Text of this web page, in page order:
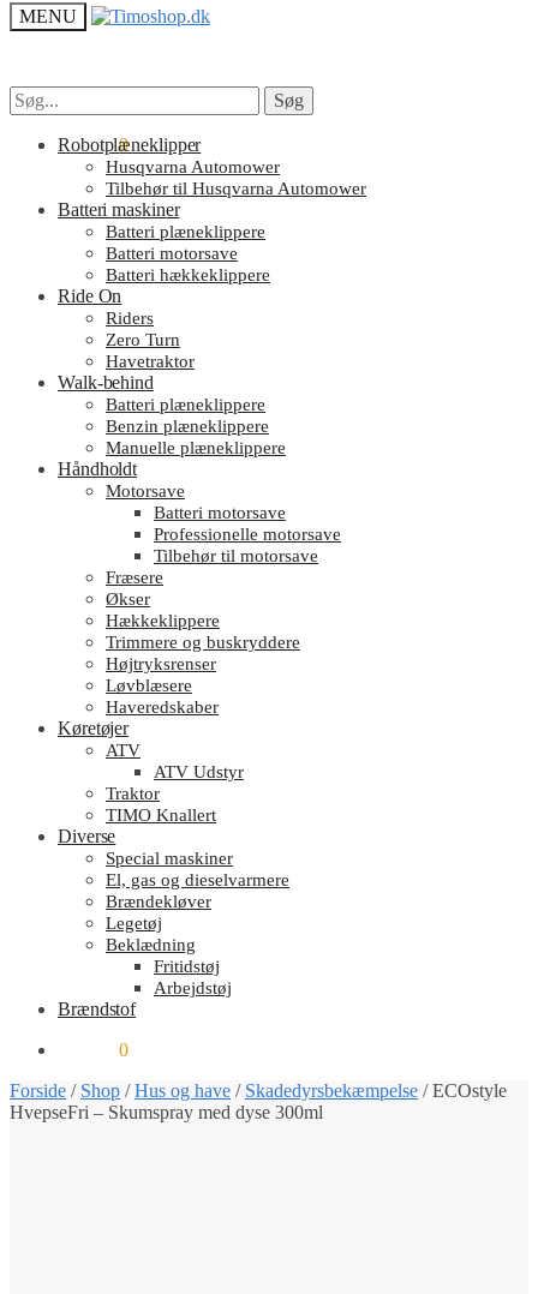
MENU
Søg
efter:
Søg
kr.0.00 0
Søg
efter:
Søg
Robotplæneklipper
Husqvarna Automower
Tilbehør til Husqvarna Automower
Batteri maskiner
Batteri plæneklippere
Batteri motorsave
Batteri hækkeklippere
Ride On
Riders
Zero Turn
Havetraktor
Walk-behind
Batteri plæneklippere
Benzin plæneklippere
Manuelle plæneklippere
Håndholdt
Motorsave
Batteri motorsave
Professionelle motorsave
Tilbehør til motorsave
Fræsere
Økser
Hækkeklippere
Trimmere og buskryddere
Højtryksrenser
Løvblæsere
Haveredskaber
Køretøjer
ATV
ATV Udstyr
Traktor
TIMO Knallert
Diverse
Special maskiner
El, gas og dieselvarmere
Brændekløver
Legetøj
Beklædning
Fritidstøj
Arbejdstøj
Brændstof
0
Forside / Shop /Hus og have / Skadedyrsbekæmpelse /ECOstyle
HvepseFri – Skumspray med dyse 300ml